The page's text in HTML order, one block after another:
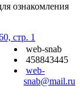
ознакомления
стр. 1
web-snab
458843445
web-
snab@mail.ru